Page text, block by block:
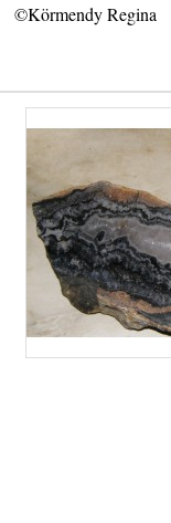
©Körmendy Regina